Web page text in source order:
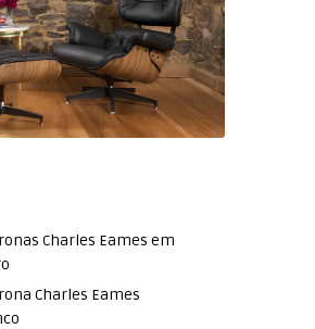
Charles Eames em
Charles Eames